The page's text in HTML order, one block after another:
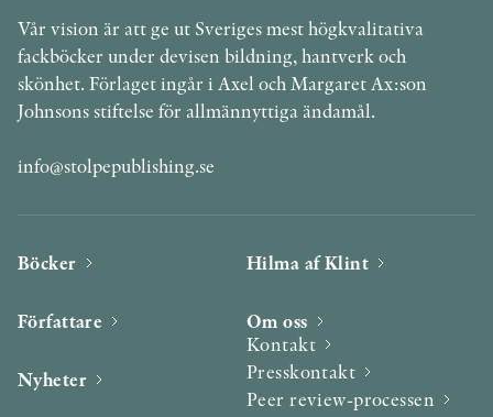
Vår vision är att ge ut Sveriges mest högkvalitativa
fackböcker under devisen bildning, hantverk och
skönhet. Förlaget ingår i Axel och Margaret Ax:son
Johnsons stiftelse för allmännyttiga ändamål.
info@stolpepublishing.se
Böcker
Författare
Nyheter
Hilma af Klint
Om oss
Kontakt
Presskontakt
Peer review-processen